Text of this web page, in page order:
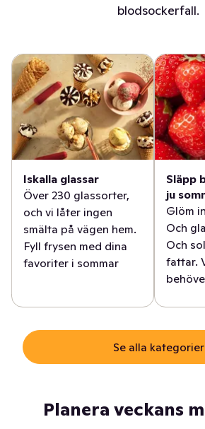
blodsockerfall.
Iskalla glassar
Över 230 glassorter,
och vi låter ingen
smälta på vägen hem.
Fyll frysen med dina
favoriter i sommar
Släpp
ju
Glöm
Och
Och
fattar.
Se alla kategorier
Planera veckans